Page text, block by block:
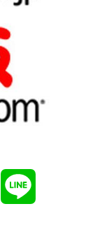
Copy